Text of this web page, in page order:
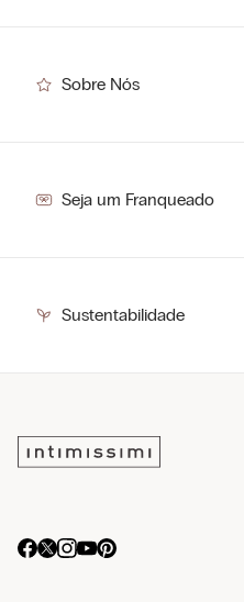
Sobre Nós
Seja um Franqueado
Sustentabilidade